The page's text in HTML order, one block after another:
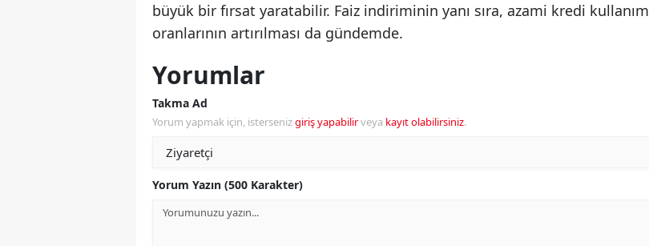
büyük bir fırsat yaratabilir. Faiz indiriminin yanı sıra, azami kredi kullanım
oranlarının artırılması da gündemde.
Yorumlar
Takma Ad
Yorum yapmak için, istersenizgiriş yapabilirveya kayıt olabilirsiniz.
Yorum Yazın (500 Karakter)